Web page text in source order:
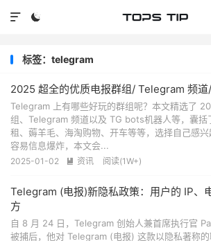


标签：telegram
2025 超全的优质电报群组/ Telegram 频
Telegram 上有哪些好玩的群组呢？本文精选了
组、Telegram 频道以及 TG bots机器人等，囊括
租、薅羊毛、海淘购物、开车等等，选择自己感兴
容易信息爆炸，本文会...
2025-01-02  资讯 阅读(1W+)
Telegram (电报)新隐私政策：用户的 IP、
方
自 8 月 24 日，Telegram 创始人兼首席执行官
被捕后，他对 Telegram (电报) 这款以隐私著称